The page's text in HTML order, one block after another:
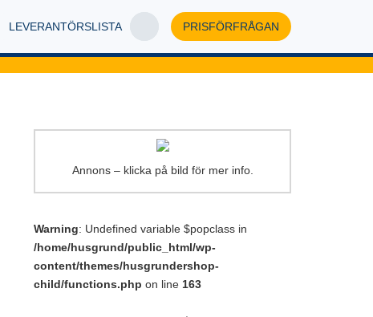
LEVERANTÖRSLISTA PRISFÖRFRÅGAN
Annons – klicka på bild för mer info.
Warning: Undefined variable $popclass in
/home/husgrund/public_html/wp-
content/themes/husgrundershop-
child/functions.php on line 163